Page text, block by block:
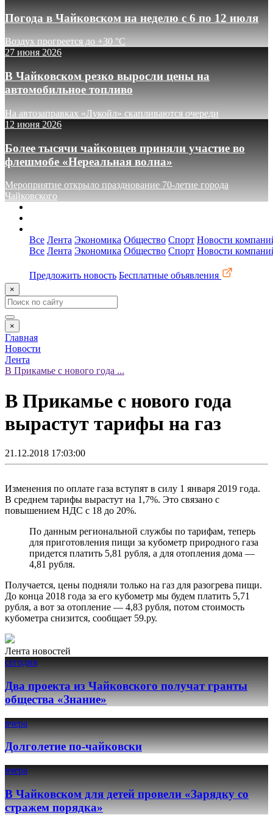
Погода в Чайковском на неделю с 6 по 12 июля
Воздух прогреется до +30 °C
27 июня 2026
В Чайковском резко выросли цены на
автомобильное топливо
На автозаправках «Лукойл» скапливаются очереди
12 июня 2026
Более тысячи чайковцев приняли участие во
флешмобе «Нереальная волна»
Мероприятие открыло празднование 70-летие города
Чайковского
Все Лента Экономика Общество Спорт Новости
Все Лента Экономика Общество Спорт Новости
Предложить новость Бесплатные объявления
×
×
Главная
Новости
Лента
В Прикамье с нового года ...
В Прикамье с нового года
вырастут тарифы на газ
21.12.2018 17:03:00
Изменения по оплате газа вступят в силу 1 января 2019 года.
В среднем тарифы вырастут на 1,7%. Это связано с
повышением НДС с 18 до 20%.
По данным региональной службы по тарифам, теперь
для приготовления пищи за кубометр природного газа
придется платить 5,81 рубля, а для отопления дома —
4,81 рубля.
Получается, цены подняли только на газ для разогрева пищи.
До конца 2018 года за его кубометр мы будем платить 5,71
рубля, а вот за отопление — 4,83 рубля, потом стоимость
кубометра снизится, сообщает 59.ру.
Лента новостей
сегодня
Два проекта из Чайковского получат гранты
общества «Знание»
вчера
Долголетие по-чайковски
вчера
В Чайковском для детей провели «Зарядку со
стражем порядка»